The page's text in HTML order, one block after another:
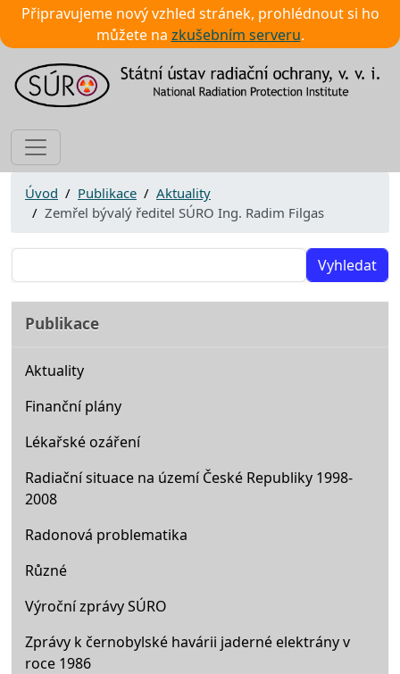
Připravujeme nový vzhled stránek, prohlédnout si ho
můžete na zkušebním serveru.
Úvod Publikace
Aktuality
Zemřel bývalý ředitel SÚRO Ing. Radim Filgas
Vyhledat
Publikace
Aktuality
Finanční plány
Lékařské ozáření
Radiační situace na území České Republiky 1998-
2008
Radonová problematika
Různé
Výroční zprávy SÚRO
Zprávy k černobylské havárii jaderné elektrány v
roce 1986